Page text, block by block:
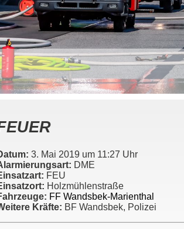
3. Mai 2019 um 11:27 Uhr
DME
FEU
Holzmühlenstraße
FF Wandsbek-Marienthal
Kräfte: BF Wandsbek, Polizei